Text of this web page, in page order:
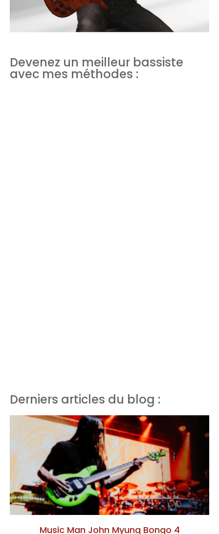
Devenez un meilleur bassiste
avec mes méthodes :
Derniers articles du blog :
Music Man John Myung Bongo 4